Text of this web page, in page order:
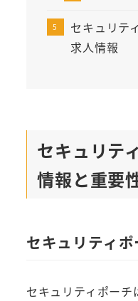
セキュリテ
求人情報
セキュリテ
情報と重要
セキュリティ
セキュリティポー